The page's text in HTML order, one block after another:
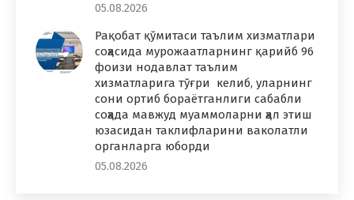
05.08.2026
Рақобат қўмитаси таълим хизматлари
соҳасида мурожаатларнинг қарийб 96
фоизи нодавлат таълим
хизматларига тўғри келиб, уларнинг
сони ортиб бораётганлиги сабабли
соҳада мавжуд муаммоларни ҳал этиш
юзасидан таклифларини ваколатли
органларга юборди
05.08.2026